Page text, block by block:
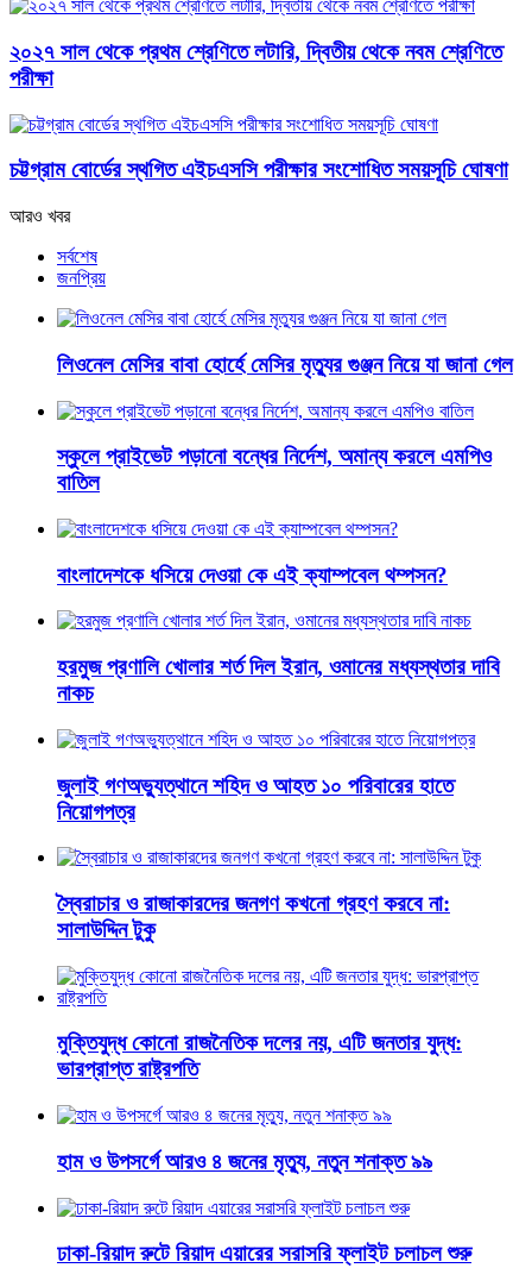
২০২৭ সাল থেকে প্রথম শ্রেণিতে লটারি, দ্বিতীয় থেকে নবম শ্রেণিতে
পরীক্ষা
চট্টগ্রাম বোর্ডের স্থগিত এইচএসসি পরীক্ষার সংশোধিত সময়সূচি ঘোষণা
আরও খবর
সর্বশেষ
জনপ্রিয়
লিওনেল মেসির বাবা হোর্হে মেসির মৃত্যুর গুঞ্জন নিয়ে যা জানা গেল
স্কুলে প্রাইভেট পড়ানো বন্ধের নির্দেশ, অমান্য করলে এমপিও
বাতিল
বাংলাদেশকে ধসিয়ে দেওয়া কে এই ক্যাম্পবেল থম্পসন?
হরমুজ প্রণালি খোলার শর্ত দিল ইরান, ওমানের মধ্যস্থতার দাবি
নাকচ
জুলাই গণঅভ্যুত্থানে শহিদ ও আহত ১০ পরিবারের হাতে
নিয়োগপত্র
স্বৈরাচার ও রাজাকারদের জনগণ কখনো গ্রহণ করবে না:
সালাউদ্দিন টুকু
মুক্তিযুদ্ধ কোনো রাজনৈতিক দলের নয়, এটি জনতার যুদ্ধ:
ভারপ্রাপ্ত রাষ্ট্রপতি
হাম ও উপসর্গে আরও ৪ জনের মৃত্যু, নতুন শনাক্ত ৯৯
ঢাকা-রিয়াদ রুটে রিয়াদ এয়ারের সরাসরি ফ্লাইট চলাচল শুরু